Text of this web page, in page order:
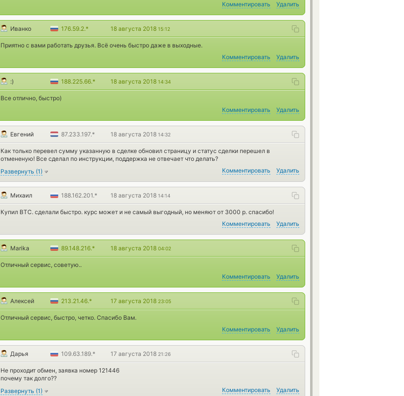
Комментировать
Удалить
Иванко 176.59.2.* 18 августа 2018 15:12
Приятно с вами работать друзья. Всё очень быстро даже в выходные.
Комментировать
Удалить
:) 188.225.66.* 18 августа 2018 14:34
Все отлично, быстро)
Комментировать
Удалить
Евгений 87.233.197.* 18 августа 2018 14:32
Как только перевел сумму указанную в сделке обновил страницу и статус сделки перешел в
отмененую! Все сделал по инструкции, поддержка не отвечает что делать?
Развернуть (1) Комментировать Удалить
Михаил 188.162.201.* 18 августа 2018 14:14
Купил ВТС. сделали быстро. курс может и не самый выгодный, но меняют от 3000 р. спасибо!
Комментировать
Удалить
Marika 89.148.216.* 18 августа 2018 04:02
Отличный сервис, советую..
Комментировать
Удалить
Алексей 213.21.46.* 17 августа 2018 23:05
Отличный сервис, быстро, четко. Спасибо Вам.
Комментировать
Удалить
Дарья 109.63.189.* 17 августа 2018 21:26
Не проходит обмен, заявка номер 121446
почему так долго??
Развернуть (1) Комментировать Удалить